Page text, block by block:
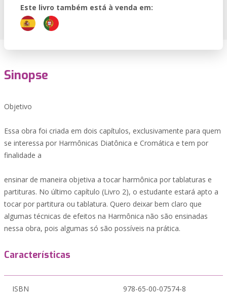
Este livro também está à venda em:
Sinopse
Objetivo
Essa obra foi criada em dois capítulos, exclusivamente para quem
se interessa por Harmônicas Diatônica e Cromática e tem por
finalidade a
ensinar de maneira objetiva a tocar harmônica por tablaturas e
partituras. No último capítulo (Livro 2), o estudante estará apto a
tocar por partitura ou tablatura. Quero deixar bem claro que
algumas técnicas de efeitos na Harmônica não são ensinadas
nessa obra, pois algumas só são possíveis na prática.
Características
ISBN 978-65-00-07574-8